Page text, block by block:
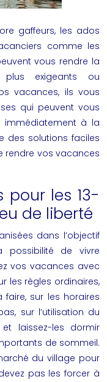
gaffeurs, les ados
comme les
vous rendre la
exigeants ou
vacances, ils vous
qui peuvent vous
à la
des solutions faciles
rendre vos vacances
pour les 13-
de liberté
dans l’objectif
de vivre
vos vacances avec
les règles ordinaires,
sur les horaires
sur l’utilisation du
laissez-les dormir
de sommeil.
du village pour
pas les forcer à